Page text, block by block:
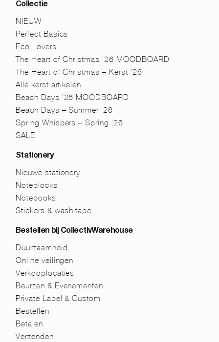
Collectie
NIEUW
Perfect Basics
Eco Lovers
The Heart of Christmas ’26 MOODBOARD
The Heart of Christmas – Kerst ’26
Alle kerst artikelen
Beach Days ’26 MOODBOARD
Beach Days – Summer ’26
Spring Whispers – Spring ’26
SALE
Stationery
Nieuwe stationery
Noteblocks
Notebooks
Stickers & washitape
Bestellen bij CollectivWarehouse
Duurzaamheid
Online veilingen
Verkooplocaties
Beurzen & Evenementen
Private Label & Custom
Bestellen
Betalen
Verzenden